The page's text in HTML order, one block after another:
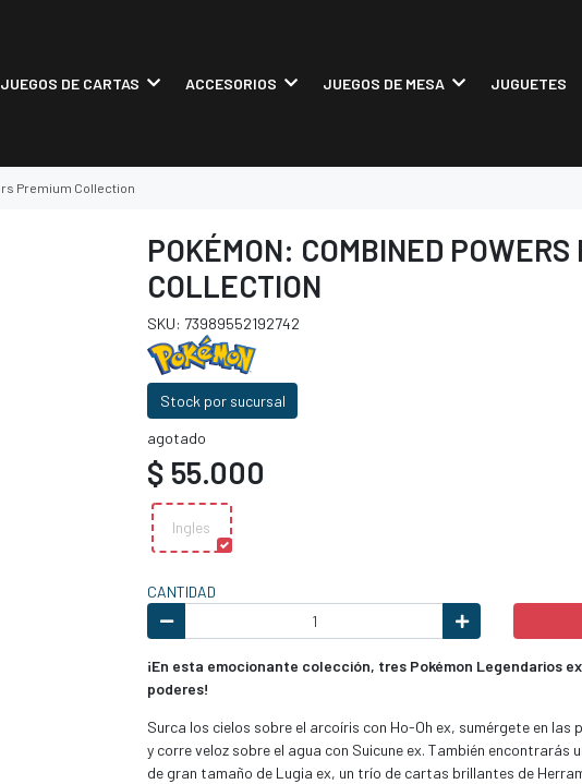
JUEGOS DE CARTAS ACCESORIOS JUEGOS DE MESA JUGUETES
Premium Collection
POKÉMON: COMBINED POWERS
COLLECTION
SKU: 73989552192742
Stock por sucursal
agotado
$ 55.000
Ingles
CANTIDAD
¡En esta emocionante colección, tres Pokémon Legendarios
poderes!
Surca los cielos sobre el arcoíris con Ho-Oh ex, sumérgete en
y corre veloz sobre el agua con Suicune ex. También encontrarás
de gran tamaño de Lugia ex, un trío de cartas brillantes de